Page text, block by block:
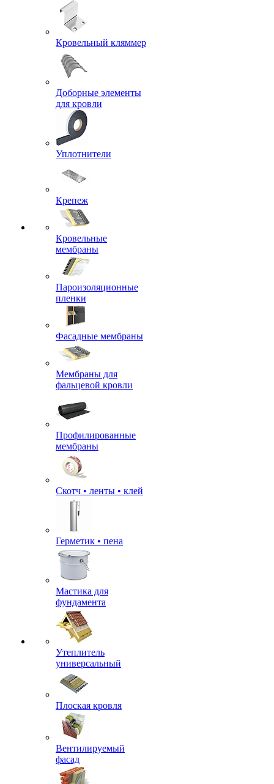
Кровельный кляммер
Доборные элементы
для кровли
Уплотнители
Крепеж
Кровельные
мембраны
Пароизоляционные
пленки
Фасадные мембраны
Мембраны для
фальцевой кровли
Профилированные
мембраны
Скотч • ленты • клей
Герметик • пена
Мастика для
фундамента
Утеплитель
универсальный
Плоская кровля
Вентилируемый
фасад